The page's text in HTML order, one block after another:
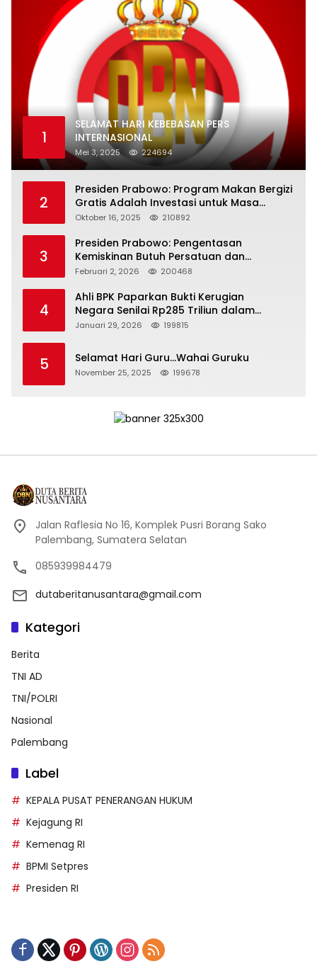
1
SELAMAT HARI KEBEBASAN PERS
INTERNASIONAL
Mei 3, 2025 224694
2
Presiden Prabowo: Program Makan Bergizi
Gratis Adalah Investasi untuk Masa
Depan Bangsa
Oktober 16, 2025 210892
3
Presiden Prabowo: Pengentasan
Kemiskinan Butuh Persatuan dan
Kepemimpinan yang Bertanggung Jawab
Februari 2, 2026 200468
4
Ahli BPK Paparkan Bukti Kerugian
Negara Senilai Rp285 Triliun dalam
Persidangan Korupsi PT Pertamina
Januari 29, 2026 199815
5 Selamat Hari Guru…Wahai Guruku
November 25, 2025 199678
Jalan Raflesia No 16, Komplek Pusri Borang Sako
Palembang, Sumatera Selatan
085939984479
dutaberitanusantara@gmail.com
Kategori
Berita
TNI AD
TNI/POLRI
Nasional
Palembang
Label
KEPALA PUSAT PENERANGAN HUKUM
Kejagung RI
Kemenag RI
BPMI Setpres
Presiden RI